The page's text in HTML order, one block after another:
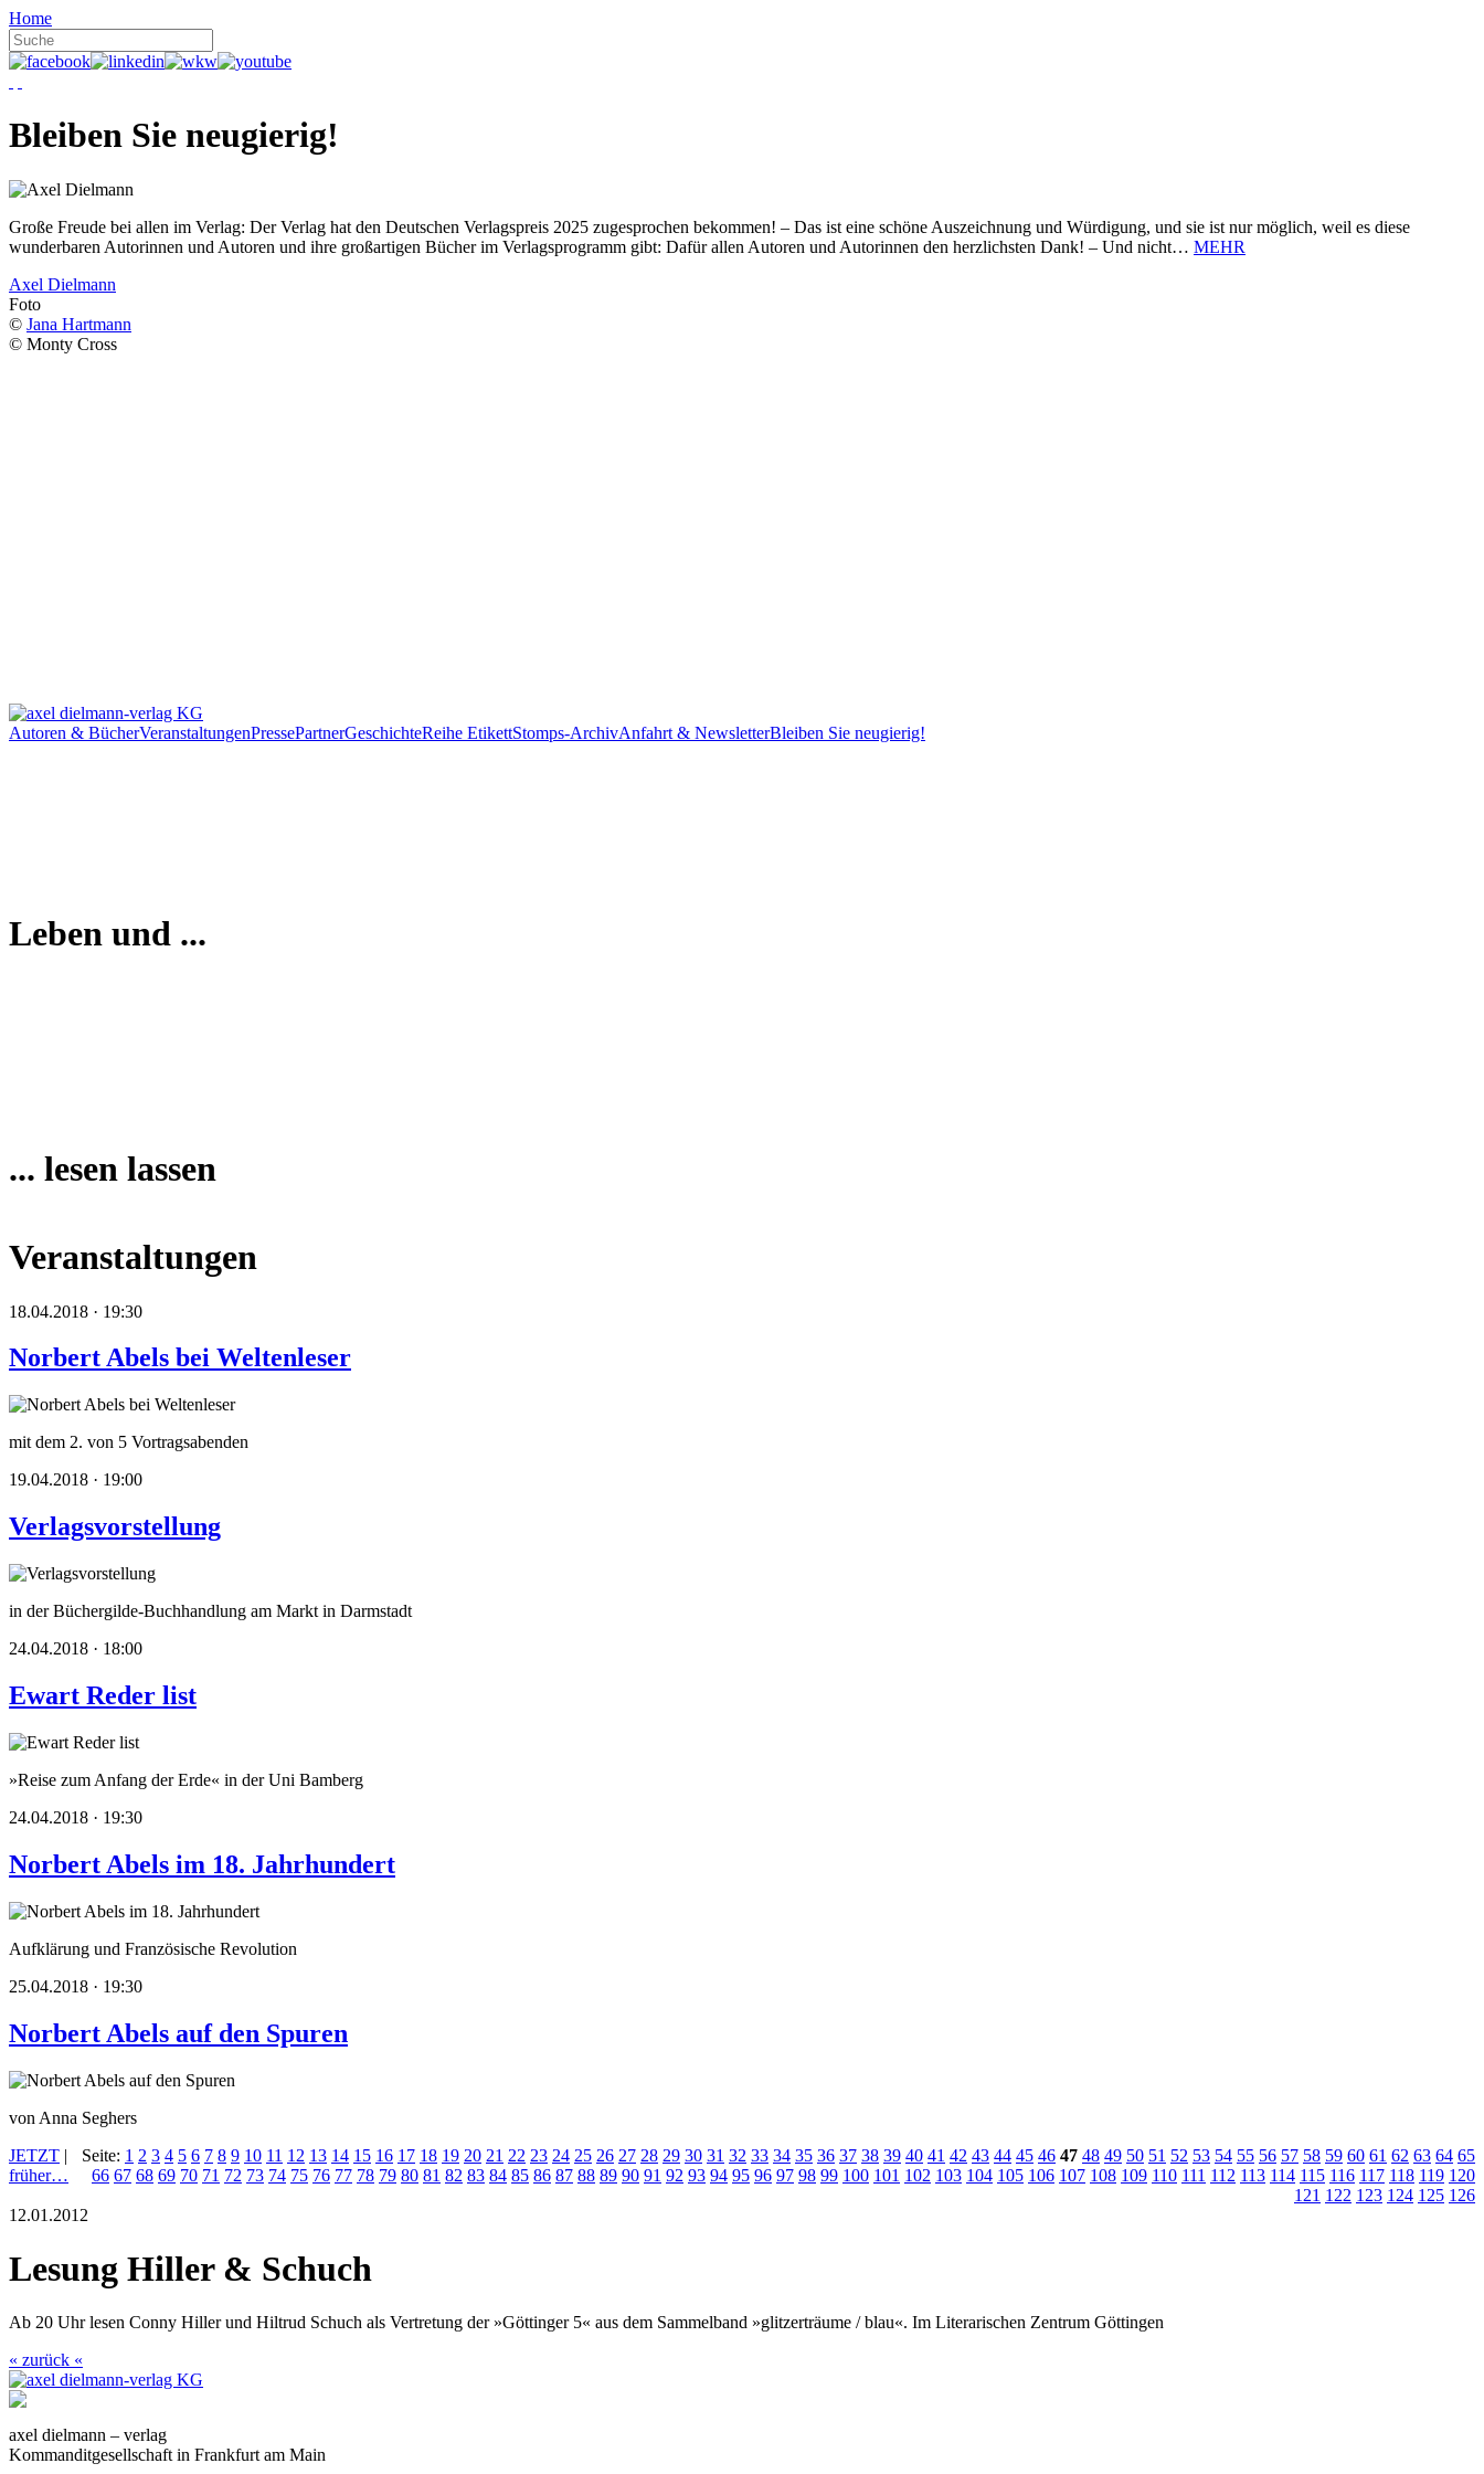
Home
Bleiben Sie neugierig!
Große Freude bei allen im Verlag: Der Verlag hat den Deutschen Verlagspreis 2025 zugesprochen bekommen! – Das ist eine schöne Auszeichnung und Würdigung, und sie ist nur möglich, weil es diese
wunderbaren Autorinnen und Autoren und ihre großartigen Bücher im Verlagsprogramm gibt: Dafür allen Autoren und Autorinnen den herzlichsten Dank! – Und nicht… MEHR
Axel Dielmann
Foto
© Jana Hartmann
© Monty Cross
Autoren & BücherVeranstaltungenPressePartnerGeschichteReihe EtikettStomps-ArchivAnfahrt & NewsletterBleiben Sie neugierig!
Leben und ...
... lesen lassen
Veranstaltungen
18.04.2018 · 19:30
Norbert Abels bei Weltenleser
mit dem 2. von 5 Vortragsabenden
19.04.2018 · 19:00
Verlagsvorstellung
in der Büchergilde-Buchhandlung am Markt in Darmstadt
24.04.2018 · 18:00
Ewart Reder list
»Reise zum Anfang der Erde« in der Uni Bamberg
24.04.2018 · 19:30
Norbert Abels im 18. Jahrhundert
Aufklärung und Französische Revolution
25.04.2018 · 19:30
Norbert Abels auf den Spuren
von Anna Seghers
JETZT |
früher…
Seite: 1 2 3 4 5 6 7 8 9 10 11 12 13 14 15 16 17 18 19 20 21 22 23 24 25 26 27 28 29 30 31 32 33 34 35 36 37 38 39 40 41 42 43 44 45 46 47 48 49 50 51 52 53 54 55 56 57 58 59 60 61 62 63 64 65
66 67 68 69 70 71 72 73 74 75 76 77 78 79 80 81 82 83 84 85 86 87 88 89 90 91 92 93 94 95 96 97 98 99 100 101 102 103 104 105 106 107 108 109 110 111 112 113 114 115 116 117 118 119 120
121 122 123 124 125 126
12.01.2012
Lesung Hiller & Schuch
Ab 20 Uhr lesen Conny Hiller und Hiltrud Schuch als Vertretung der »Göttinger 5« aus dem Sammelband »glitzerträume / blau«. Im Literarischen Zentrum Göttingen
« zurück «
axel dielmann – verlag
Kommanditgesellschaft in Frankfurt am Main